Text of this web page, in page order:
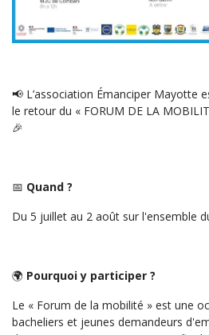
📢 L’association Émanciper Mayotte
le retour du « FORUM DE LA
🎉
📅 Quand ?
Du 5 juillet au 2 août sur l'ensemble
🌍 Pourquoi y participer ?
Le « Forum de la mobilité » est une
bacheliers et jeunes demandeurs